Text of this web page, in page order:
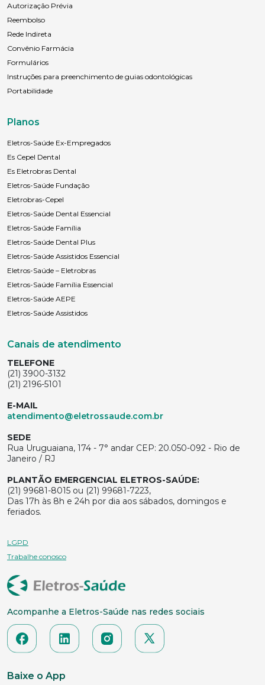
Autorização Prévia
Reembolso
Rede Indireta
Convênio Farmácia
Formulários
Instruções para preenchimento de guias odontológicas
Portabilidade
Planos
Eletros-Saúde Ex-Empregados
Es Cepel Dental
Es Eletrobras Dental
Eletros-Saúde Fundação
Eletrobras-Cepel
Eletros-Saúde Dental Essencial
Eletros-Saúde Família
Eletros-Saúde Dental Plus
Eletros-Saúde Assistidos Essencial
Eletros-Saúde – Eletrobras
Eletros-Saúde Família Essencial
Eletros-Saúde AEPE
Eletros-Saúde Assistidos
Canais de atendimento
TELEFONE
(21) 3900-3132
(21) 2196-5101
E-MAIL
atendimento@eletrossaude.com.br
SEDE
Rua Uruguaiana, 174 - 7° andar CEP: 20.050-092 - Rio de
Janeiro / RJ
PLANTÃO EMERGENCIAL ELETROS-SAÚDE:
(21) 99681-8015 ou (21) 99681-7223,
Das 17h às 8h e 24h por dia aos sábados, domingos e
feriados.
LGPD
Trabalhe conosco
Acompanhe a Eletros-Saúde nas redes sociais
Baixe o App